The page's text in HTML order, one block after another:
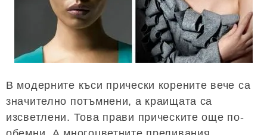
В модерните къси прически корените вече са
значително потъмнени, а краищата са
изсветлени. Това прави прическите още по-